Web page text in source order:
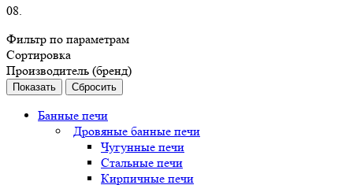
08.
Фильтр по параметрам
Сортировка
Производитель (бренд)
Сбросить
Банные печи
Дровяные банные печи
Чугунные печи
Стальные печи
Кирпичные печи